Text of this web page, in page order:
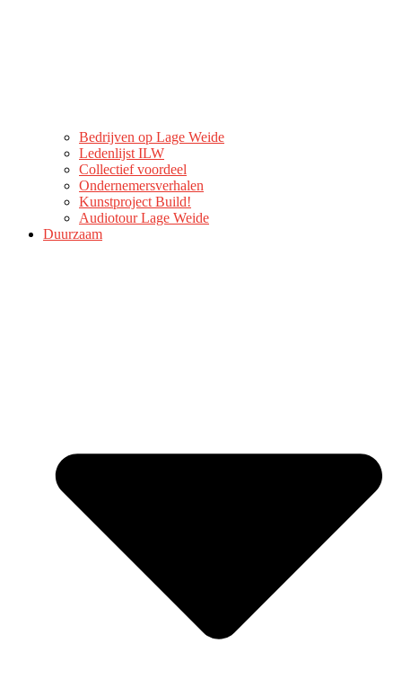
Bedrijven op Lage Weide
Ledenlijst ILW
Collectief voordeel
Ondernemersverhalen
Kunstproject Build!
Audiotour Lage Weide
Duurzaam